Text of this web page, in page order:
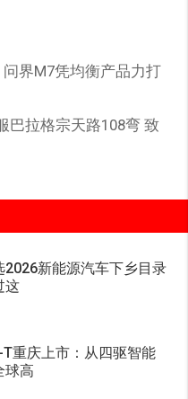
界M7凭均衡产品力打
巴拉格宗天路108弯 致
2026新能源汽车下乡目录
这
重庆上市：从四驱智能
球高